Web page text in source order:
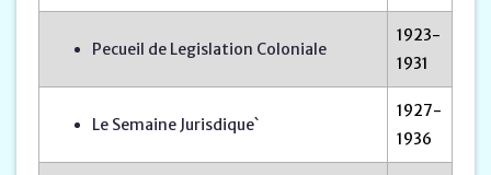
Pecueil de Legislation Coloniale
1923-
1931
Le Semaine Jurisdique`
1927-
1936